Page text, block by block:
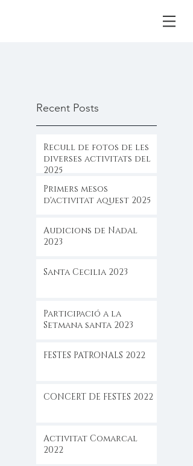
Recent Posts
Recull de fotos de les
diverses activitats del
2025
Primers mesos
d'activitat aquest 2025
Audicions de Nadal
2023
Santa Cecilia 2023
Participació a la
Setmana santa 2023
FESTES PATRONALS 2022
CONCERT DE FESTES 2022
Activitat Comarcal
2022